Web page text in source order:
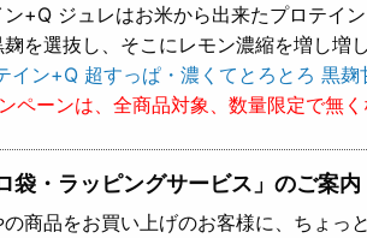
ン+Q ジュレはお米から出来たプロテイ
を選抜し、そこにレモン濃縮を増し増
イン+Q 超すっぱ・濃くてとろとろ 黒
ペーンは、全商品対象、数量限定で無く
袋・ラッピングサービス」のご案内
の商品をお買い上げのお客様に、ちょっ